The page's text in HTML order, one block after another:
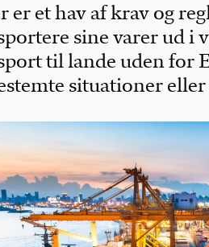
er et hav af krav og
sine varer ud i
til lande uden for
situationer